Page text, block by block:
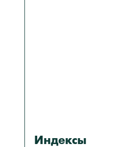
Индексы